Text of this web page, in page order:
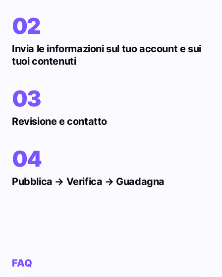
02
Invia le informazioni sul tuo account e sui
tuoi contenuti
03
Revisione e contatto
04
Pubblica → Verifica → Guadagna
FAQ